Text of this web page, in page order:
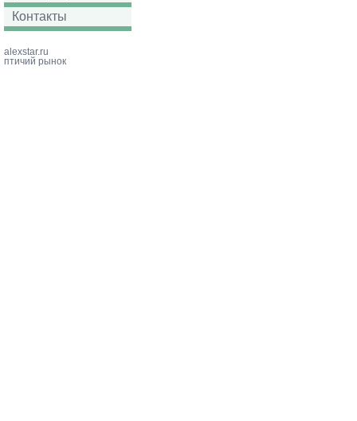
Контакты
alexstar.ru
птичий рынок